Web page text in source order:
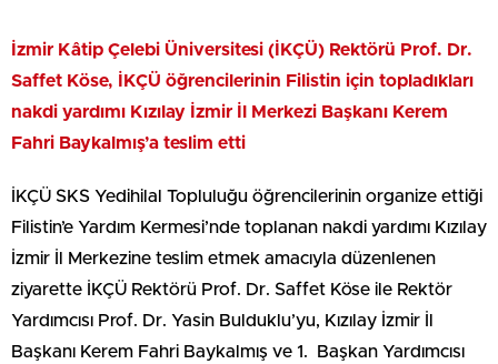
İzmir Kâtip Çelebi Üniversitesi (İKÇÜ) Rektörü Prof. Dr.
Saffet Köse, İKÇÜ öğrencilerinin Filistin için topladıkları
nakdi yardımı Kızılay İzmir İl Merkezi Başkanı Kerem
Fahri Baykalmış’a teslim etti
İKÇÜ SKS Yedihilal Topluluğu öğrencilerinin organize ettiği
Filistin’e Yardım Kermesi’nde toplanan nakdi yardımı Kızılay
İzmir İl Merkezine teslim etmek amacıyla düzenlenen
ziyarette İKÇÜ Rektörü Prof. Dr. Saffet Köse ile Rektör
Yardımcısı Prof. Dr. Yasin Bulduklu’yu, Kızılay İzmir İl
Başkanı Kerem Fahri Baykalmış ve 1. Başkan Yardımcısı